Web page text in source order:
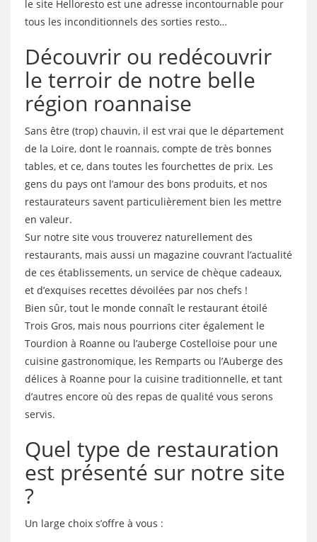
le site Helloresto est une adresse incontournable pour
tous les inconditionnels des sorties resto…
Découvrir ou redécouvrir
le terroir de notre belle
région roannaise
Sans être (trop) chauvin, il est vrai que le département
de la Loire, dont le roannais, compte de très bonnes
tables, et ce, dans toutes les fourchettes de prix. Les
gens du pays ont l’amour des bons produits, et nos
restaurateurs savent particulièrement bien les mettre
en valeur.
Sur notre site vous trouverez naturellement des
restaurants, mais aussi un magazine couvrant l’actualité
de ces établissements, un service de chèque cadeaux,
et d’exquises recettes dévoilées par nos chefs !
Bien sûr, tout le monde connaît le restaurant étoilé
Trois Gros, mais nous pourrions citer également le
Tourdion à Roanne ou l’auberge Costelloise pour une
cuisine gastronomique, les Remparts ou l’Auberge des
délices à Roanne pour la cuisine traditionnelle, et tant
d’autres encore où des repas de qualité vous serons
servis.
Quel type de restauration
est présenté sur notre site
?
Un large choix s’offre à vous :